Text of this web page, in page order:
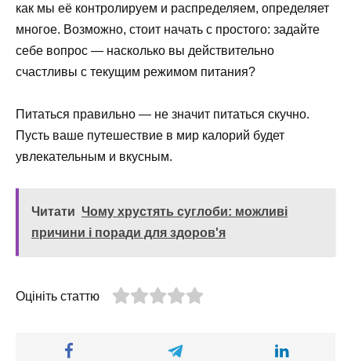
как мы её контролируем и распределяем, определяет
многое. Возможно, стоит начать с простого: задайте
себе вопрос — насколько вы действительно
счастливы с текущим режимом питания?
Питаться правильно — не значит питаться скучно.
Пусть ваше путешествие в мир калорий будет
увлекательным и вкусным.
Читати Чому хрустять суглоби: можливі
причини і поради для здоров'я
Оцініть статтю